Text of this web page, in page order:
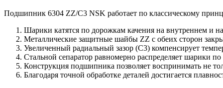
Подшипник 6304 ZZ/C3 NSK работает по классическому
Шарики катятся по дорожкам качения на внутреннем и
Металлические защитные шайбы ZZ с обеих сторон
Увеличенный радиальный зазор (C3) компенсирует
Стальной сепаратор равномерно распределяет шарики
Конструкция подшипника позволяет воспринимать не
Благодаря точной обработке деталей достигается